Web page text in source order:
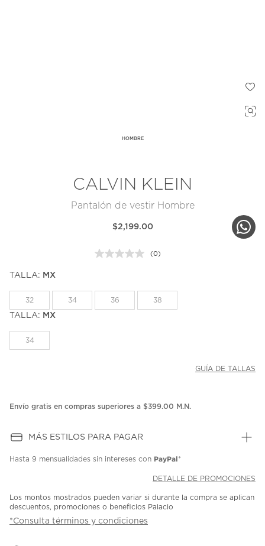
HOMBRE
CALVIN KLEIN
Pantalón de vestir Hombre
$2,199.00
Sin
la
misma
(0)
TALLA: MX
32 34 36 38
TALLA: MX
34
GUÍA DE TALLAS
Envío gratis en compras superiores a $399.00 M.N.
MÁS ESTILOS PARA PAGAR
Hasta 9 mensualidades sin intereses con PayPal*
DETALLE DE PROMOCIONES
Los montos mostrados pueden variar si durante la compra se aplican
descuentos, promociones o beneficios Palacio
*Consulta términos y condiciones